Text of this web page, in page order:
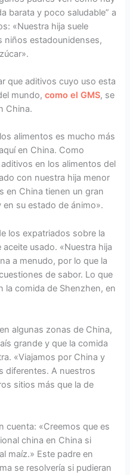
barata y poco saludable” a
«Nuestra hija suele
niños estadounidenses,
que aditivos cuyo uso esta
mundo,como el GMS, se
China.
alimentos es mucho más
en China. Como
en los alimentos del
con nuestra hija menor
en China tienen un gran
su estado de ánimo».
los expatriados sobre la
usado. «Nuestra hija
a menudo, por lo que la
de sabor. Lo que
la comida de Shenzhen, en
algunas zonas de China,
grande y que la comida
«Viajamos por China y
diferentes. A nuestros
sitios más que la de
cuenta: «Creemos que es
china en China si
maíz.» Este padre en
se resolvería si pudieran